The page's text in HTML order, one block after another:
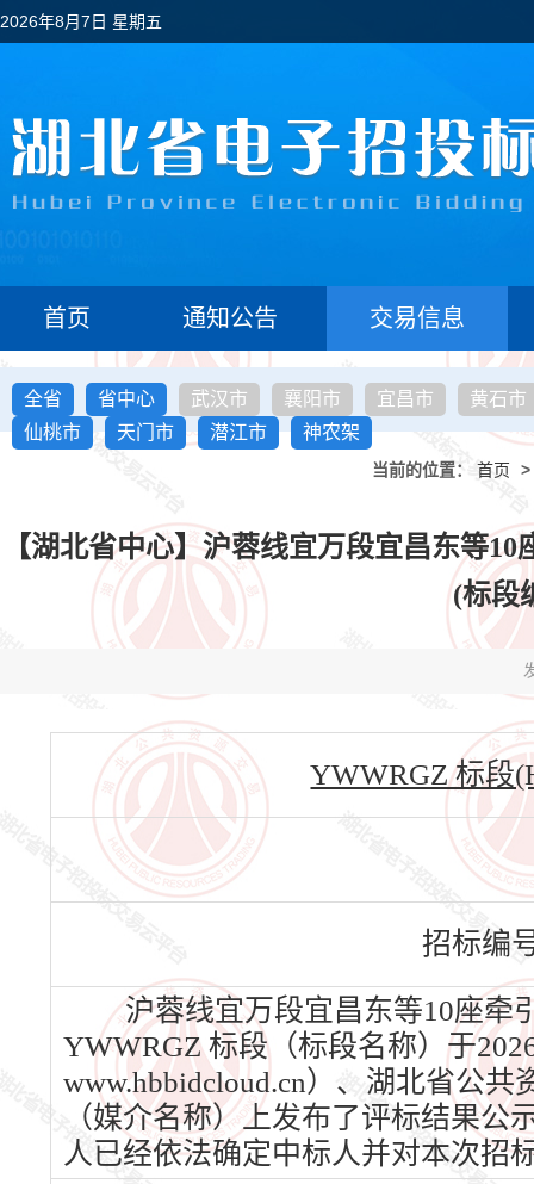
2026年8月7日 星期五
首页 通知公告 交易信息
全省 省中心 武汉市 襄阳市 宜昌市
黄石市
仙桃市
天门市 潜江市 神农架
当前的位置： 首页 >
【湖北省中心】沪蓉线宜万段宜昌东等
(标段
YWWRGZ 标段
招标编
沪蓉线宜万段宜昌东等10座牵
YWWRGZ 标段（标段名称）于
www.hbbidcloud.cn）、湖北省公
（媒介名称）上发布了评标结果公
人已经依法确定中标人并对本次招